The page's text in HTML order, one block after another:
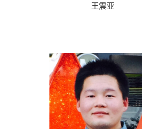
王震亚